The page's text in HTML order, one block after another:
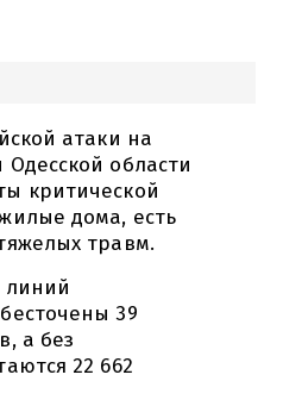
атаки на
области
критической
дома, есть
травм.
линий
39
а без
22 662